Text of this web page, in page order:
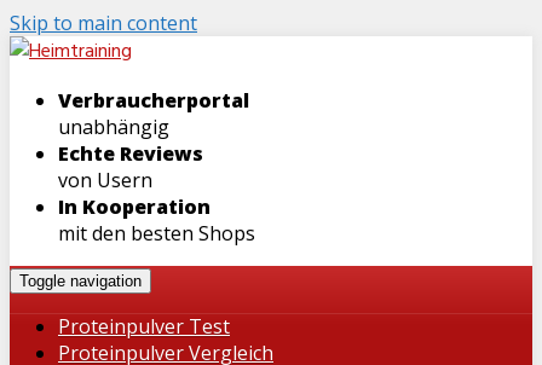
Skip to main content
Verbraucherportal
unabhängig
Echte Reviews
von Usern
In Kooperation
mit den besten Shops
Toggle navigation
Proteinpulver Test
Proteinpulver Vergleich